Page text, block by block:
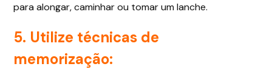
para alongar, caminhar ou tomar um lanche.
5. Utilize técnicas de
memorização: